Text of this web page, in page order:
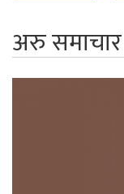
अरु समाचार